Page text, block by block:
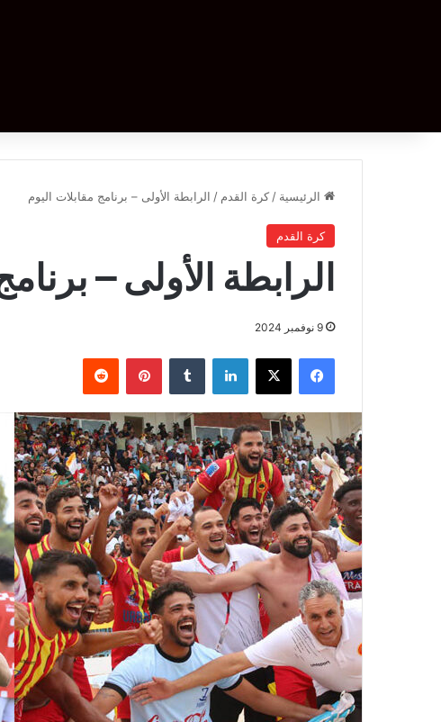
الرئيسية / كرة القدم / الرابطة الأولى – برنامج مقابلات اليوم
كرة القدم
الرابطة الأولى –
9 نوفمبر 2024
فيسبوك ‫X لينكدإن بينتيريست